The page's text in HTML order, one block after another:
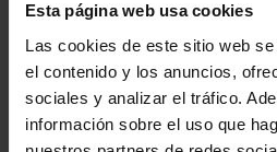
Esta página web usa cookies
Las cookies de este sitio web
el contenido y los anuncios,
sociales y analizar el tráfico.
información sobre el uso que